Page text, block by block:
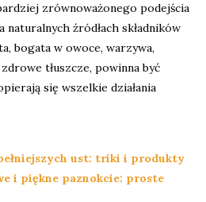
zrównoważonego podejścia
źródłach składników
bogata w owoce, warzywa,
tłuszcze, powinna być
się wszelkie działania
ust: triki i produkty
i piękne paznokcie: proste